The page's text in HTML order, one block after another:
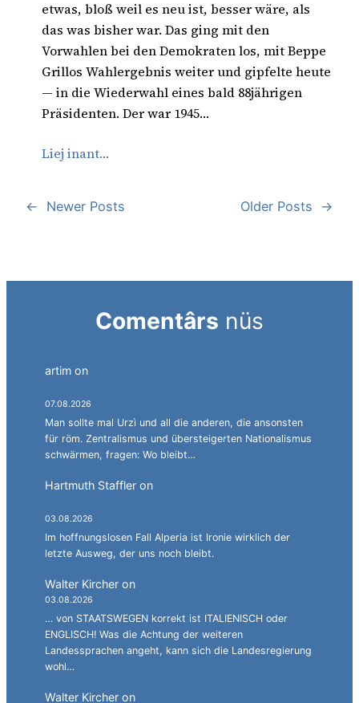
etwas, bloß weil es neu ist, besser wäre, als
das was bisher war. Das ging mit den
Vorwahlen bei den Demokraten los, mit Beppe
Grillos Wahlergebnis weiter und gipfelte heute
— in die Wiederwahl eines bald 88jährigen
Präsidenten. Der war 1945…
Liej inant…
← Newer Posts Older Posts →
Comentârs nüs
artim on
07.08.2026
Man sollte mal Urzì und all die anderen, die ansonsten
für röm. Zentralismus und übersteigerten Nationalismus
schwärmen, fragen: Wo bleibt…
Hartmuth Staffler on
03.08.2026
Im hoffnungslosen Fall Alperia ist Ironie wirklich der
letzte Ausweg, der uns noch bleibt.
Walter Kircher on
03.08.2026
… von STAATSWEGEN korrekt ist ITALIENISCH oder
ENGLISCH! Was die Achtung der weiteren
Landessprachen angeht, kann sich die Landesregierung
wohl…
Walter Kircher on